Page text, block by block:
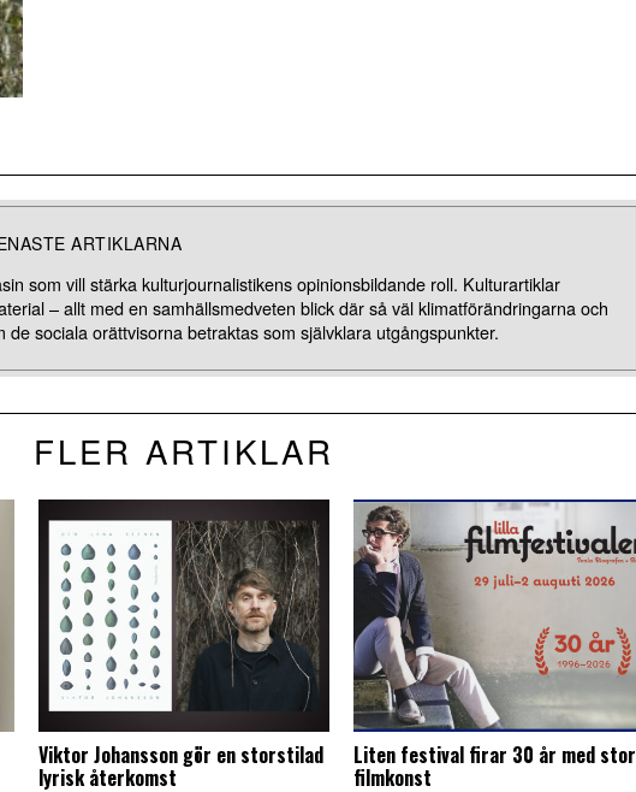
ARTIKLARNA
som vill stärka kulturjournalistikens opinionsbildande roll. Kulturartiklar
– allt med en samhällsmedveten blick där så väl klimatförändringarna och
de sociala orättvisorna betraktas som självklara utgångspunkter.
FLER ARTIKLAR
Viktor Johansson gör en storstilad
lyrisk återkomst
Liten festival firar 30 år med stor
filmkonst